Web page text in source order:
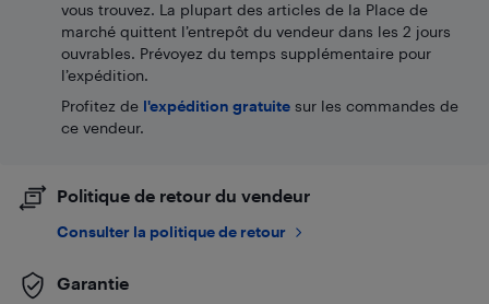
vous trouvez. La plupart des articles de la Place de
marché quittent l’entrepôt du vendeur dans les 2 jours
ouvrables. Prévoyez du temps supplémentaire pour
l’expédition.
Profitez de l'expédition gratuite sur les commandes de
ce vendeur.
Politique de retour du vendeur
Consulter la politique de retour
Garantie